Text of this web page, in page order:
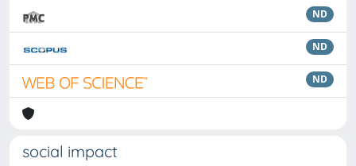
ND
ND
ND
social impact